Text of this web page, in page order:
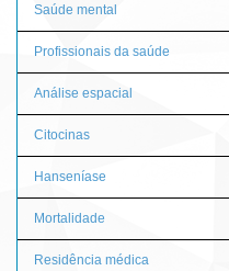
Saúde mental
Profissionais da saúde
Análise espacial
Citocinas
Hanseníase
Mortalidade
Residência médica